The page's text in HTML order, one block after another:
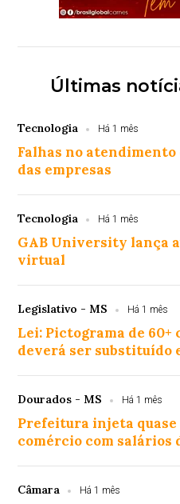
Últimas
Tecnologia Há 1 mês
Falhas no
das empresas
Tecnologia Há 1 mês
GAB University lança
virtual
Legislativo - MS Há 1 mês
Lei: Pictograma de 60+
deverá ser substituído
Dourados - MS Há 1 mês
Prefeitura injeta quase
comércio com salários
Câmara Há 1 mês